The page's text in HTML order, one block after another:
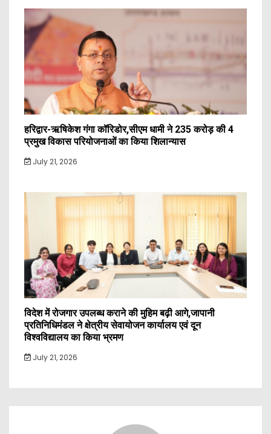
हरिद्वार-ऋषिकेश गंगा कॉरिडोर,सीएम धामी ने 235 करोड़ की 4
प्रमुख विकास परियोजनाओं का किया शिलान्यास
July 21, 2026
विदेश में रोजगार उपलब्ध कराने की मुहिम बढ़ी आगे,जापानी
प्रतिनिधिमंडल ने क्षेत्रीय सेवायोजन कार्यालय एवं दून
विश्वविद्यालय का किया भ्रमण
July 21, 2026